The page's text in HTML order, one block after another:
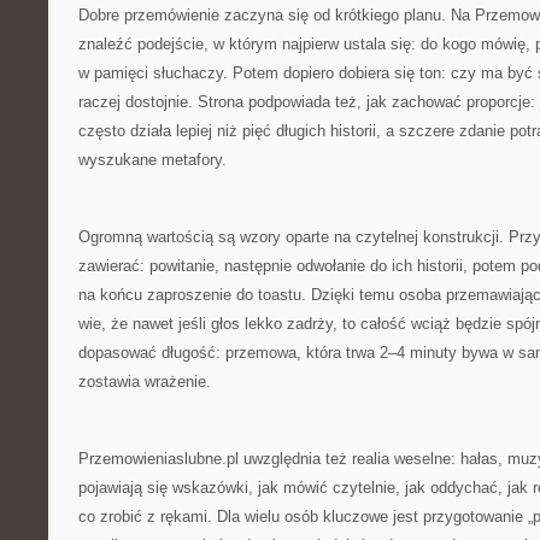
Dobre przemówienie zaczyna się od krótkiego planu. Na
znaleźć podejście, w którym najpierw ustala się: do kogo mówię,
w pamięci słuchaczy. Potem dopiero dobiera się ton: czy ma
raczej dostojnie. Strona podpowiada też, jak zachować
często działa lepiej niż pięć długich historii, a szczere zdanie
wyszukane metafory.
Ogromną wartością są wzory oparte na czytelnej konstrukcji.
zawierać: powitanie, następnie odwołanie do ich historii, potem
na końcu zaproszenie do toastu. Dzięki temu osoba
wie, że nawet jeśli głos lekko zadrży, to całość wciąż będzie
dopasować długość: przemowa, która trwa 2–4 minuty bywa w
zostawia wrażenie.
Przemowieniaslubne.pl uwzględnia też realia weselne: hałas,
pojawiają się wskazówki, jak mówić czytelnie, jak oddychać, jak
co zrobić z rękami. Dla wielu osób kluczowe jest przygotowanie